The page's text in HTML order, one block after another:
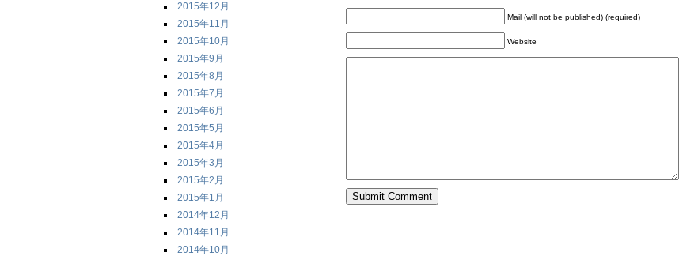
2015年12月
2015年11月
2015年10月
2015年9月
2015年8月
2015年7月
2015年6月
2015年5月
2015年4月
2015年3月
2015年2月
2015年1月
2014年12月
2014年11月
2014年10月
Mail (will not be published) (required)
Website